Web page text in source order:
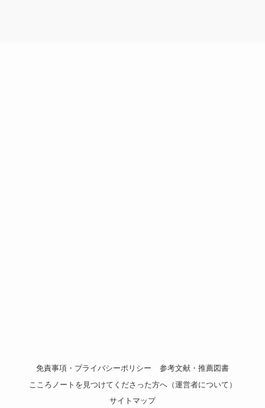
免責事項・プライバシーポリシー
参考文献・推薦図書
こころノートを見つけてくださった方へ（運営者について）
サイトマップ